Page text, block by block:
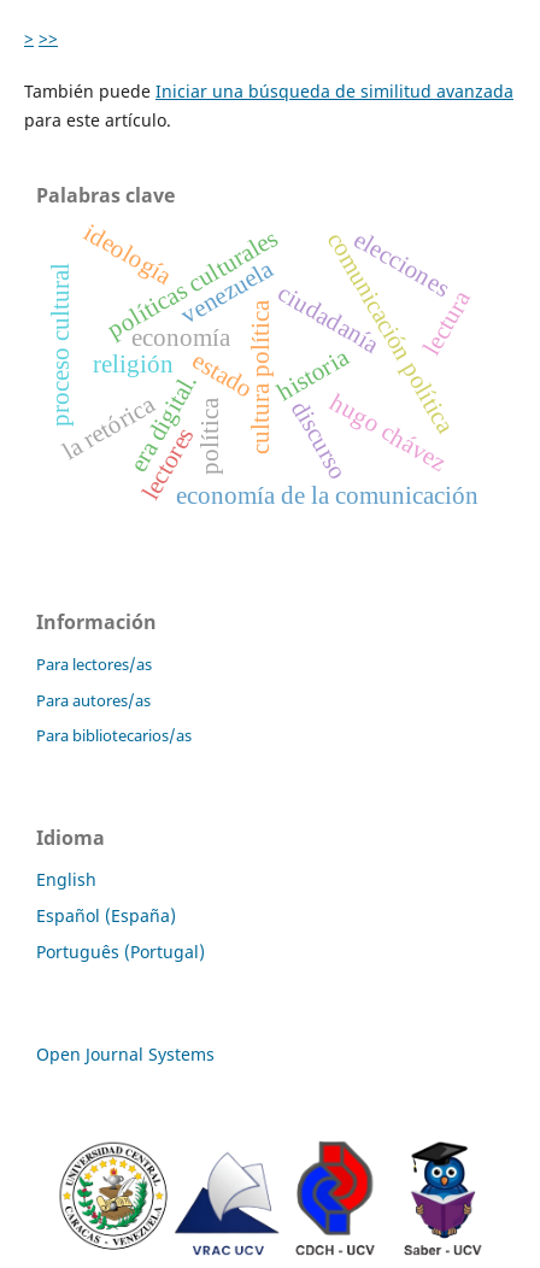
> >>
También puede Iniciar una búsqueda de similitud avanzada
para este artículo.
Palabras clave
cultura política
venezuela comunicación política
políticas culturales
economía
política
economía de la comunicación
historia
discurso
estado
ciudadanía
era digital.
la retórica
elecciones
hugo chávez
ideología
religión
lectura
lectores
proceso cultural
Información
Para lectores/as
Para autores/as
Para bibliotecarios/as
Idioma
English
Español (España)
Português (Portugal)
Open Journal Systems